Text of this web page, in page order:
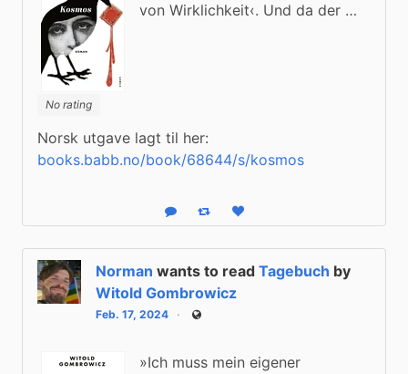
No rating
von Wirklichkeit‹. Und da der …
books.babb.no/book/68644/s/kosmos
Reply Boost statusLike status
Norman wants to read Tagebuch by
Witold Gombrowicz
Feb. 17, 2024 Public
»Ich muss mein eigener